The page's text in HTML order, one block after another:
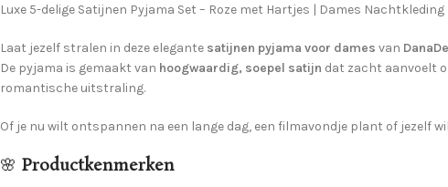
Luxe 5-delige Satijnen Pyjama Set – Roze met Hartjes | Dames
Laat jezelf stralen in deze elegante satijnen pyjama voor dames van
De pyjama is gemaakt van hoogwaardig, soepel satijn dat zacht aanvoelt
romantische uitstraling.
Of je nu wilt ontspannen na een lange dag, een filmavondje plant of jezelf
🌸 Productkenmerken